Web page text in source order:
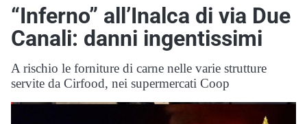
“Inferno” all’Inalca di via Due
Canali: danni ingentissimi
A rischio le forniture di carne nelle varie strutture
servite da Cirfood, nei supermercati Coop